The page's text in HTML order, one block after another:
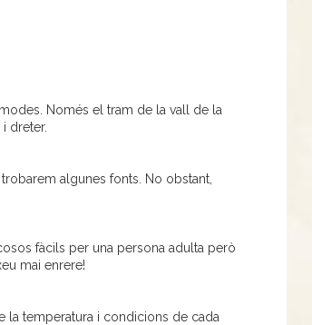
Només el tram de la vall de la
dreter.
algunes fonts. No obstant,
fàcils per una persona adulta però
mai enrere!
la temperatura i condicions de cada